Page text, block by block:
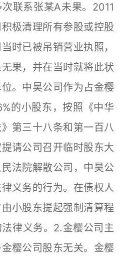
联系张某A未果。2011
极清理所有参股或控股
时已被吊销营业执照，
果，并在当时就将此状
。中昊公司作为占金樱
的小股东，按照《中华
第三十八条和第一百八
请公司召开临时股东大
法院解散公司，中昊公
义务的行为。在债权人
小股东提起强制清算程
律义务。2.金樱公司主
樱公司股东无关。金樱